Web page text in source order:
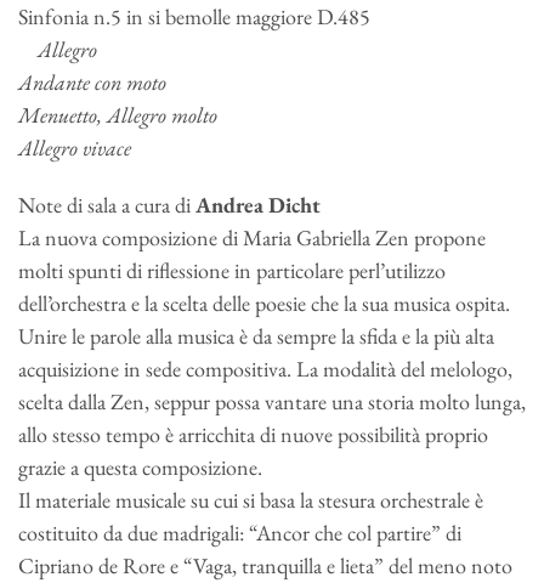
Sinfonia n.5 in si bemolle maggiore D.485
Allegro
Andante con moto
Menuetto, Allegro molto
Allegro vivace
Note di sala a cura diAndrea Dicht
La nuova composizione di Maria Gabriella Zen propone
molti spunti di riflessione in particolare perl’utilizzo
dell’orchestra e la scelta delle poesie che la sua musica ospita.
Unire le parole alla musica è da sempre la sfida e la più alta
acquisizione in sede compositiva. La modalità del melologo,
scelta dalla Zen, seppur possa vantare una storia molto lunga,
allo stesso tempo è arricchita di nuove possibilità proprio
grazie a questa composizione.
Il materiale musicale su cui si basa la stesura orchestrale è
costituito da due madrigali: “Ancor che col partire” di
Cipriano de Rore e “Vaga, tranquilla e lieta” del meno noto